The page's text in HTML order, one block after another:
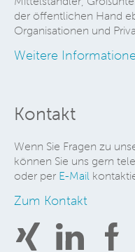
der öffentlichen Hand
Organisationen und
Weitere
Kontakt
Wenn Sie Fragen zu
können Sie uns gern
oder per E-Mail
Zum Kontakt